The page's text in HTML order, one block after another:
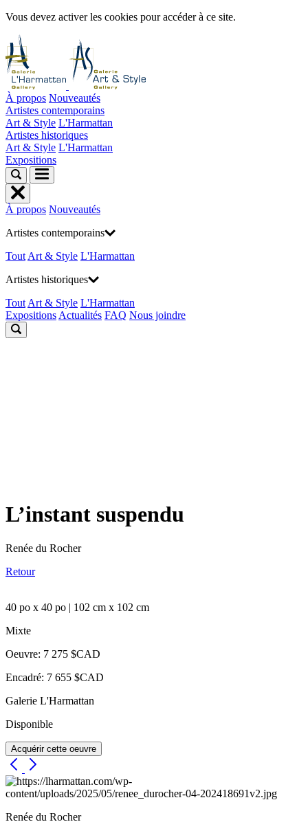
Vous devez activer les cookies pour accéder à ce site.
À propos Nouveautés
Artistes contemporains
Art & Style L'Harmattan
Artistes historiques
Art & Style L'Harmattan
Expositions
À propos Nouveautés
Artistes contemporains
Tout Art & Style L'Harmattan
Artistes historiques
Tout Art & Style L'Harmattan
Expositions Actualités FAQ Nous joindre
L’instant suspendu
Renée du Rocher
Retour
40 po x 40 po | 102 cm x 102 cm
Mixte
Oeuvre: 7 275 $CAD
Encadré: 7 655 $CAD
Galerie L'Harmattan
Disponible
Acquérir cette oeuvre
Renée du Rocher